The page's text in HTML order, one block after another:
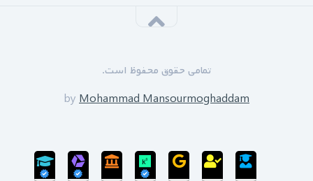
محمد منصورمقدم
سی‌ام‌ شهریورماه 1399:
تمامی حقوق محفوظ است.
by Mohammad Mansourmoghaddam